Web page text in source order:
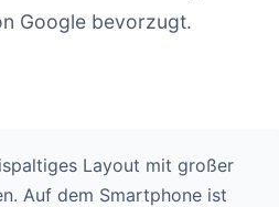
Google bevorzugt.
Layout mit großer
Auf dem Smartphone ist